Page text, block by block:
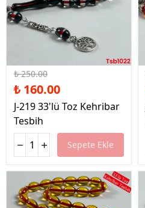
₺ 250.00
₺ 160.00
J-219 33'lü Toz Kehribar
Tesbih
Sepete Ekle